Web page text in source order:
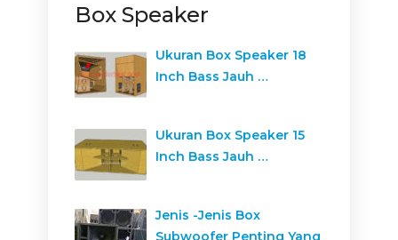
Box Speaker
Ukuran Box Speaker 18
Inch Bass Jauh …
Ukuran Box Speaker 15
Inch Bass Jauh …
Jenis -Jenis Box
Subwoofer Penting Yang